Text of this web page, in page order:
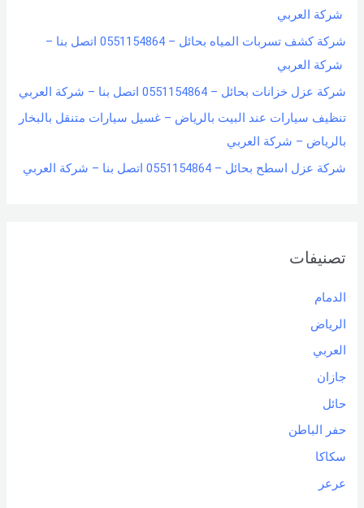
شركة العربي
شركة كشف تسربات المياه بحائل – 0551154864 اتصل بنا –
شركة العربي
شركة عزل خزانات بحائل – 0551154864 اتصل بنا – شركة العربي
تنظيف سيارات عند البيت بالرياض – غسيل سيارات متنقل بالبخار
بالرياض – شركة العربي
شركة عزل اسطح بحائل – 0551154864 اتصل بنا – شركة العربي
تصنيفات
الدمام
الرياض
العربي
جازان
حائل
حفر الباطن
سكاكا
عرعر